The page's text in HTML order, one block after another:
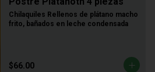
Chilaquiles Rellenos de plátano macho
frito, bañados en leche condensada
$66.00